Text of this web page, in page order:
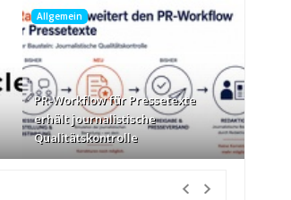
Allgemein
PR-Workflow für Pressetexte
erhält journalistische
Qualitätskontrolle